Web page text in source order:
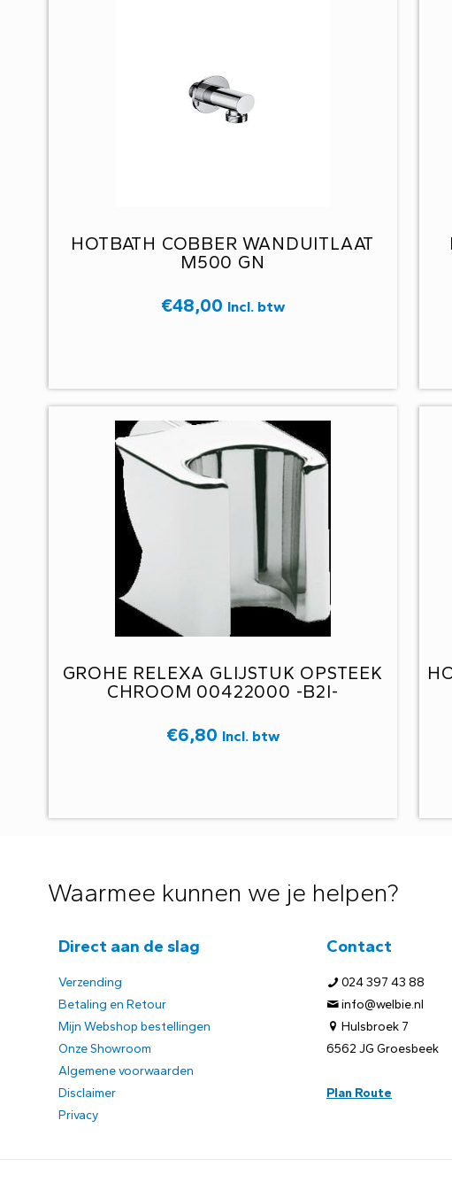
HOTBATH COBBER WANDUITLAAT
M500 GN
€48,00 Incl. btw
GROHE RELEXA GLIJSTUK OPSTEEK
CHROOM 00422000 -B2I-
€6,80 Incl. btw
Waarmee kunnen we je helpen?
Direct aan de slag
Verzending
Betaling en Retour
Mijn Webshop bestellingen
Onze Showroom
Algemene voorwaarden
Disclaimer
Privacy
Contact
024 397 43 88
info@welbie.nl
Hulsbroek 7
6562 JG Groesbeek
Plan Route